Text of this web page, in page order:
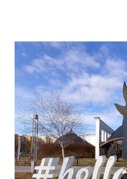
már nem gyakran esik a
másért meg irány a Kékes,
krémlevesek Van abban
egy tál tartalmas és forró
fürdők Azt hiszem ehhez
Hangulatfények mindenhol
lakásodat, meglátod milyen
Isteni sütemények Diós,